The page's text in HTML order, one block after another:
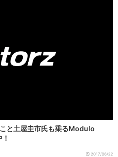
と土屋圭市氏も乗るModulo
2017/06/22